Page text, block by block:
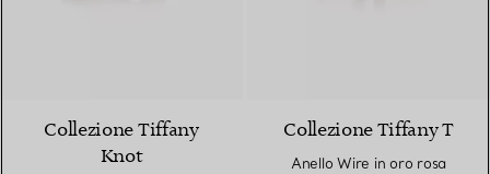
Collezione Tiffany
Knot
Collezione Tiffany T
Anello Wire in oro rosa